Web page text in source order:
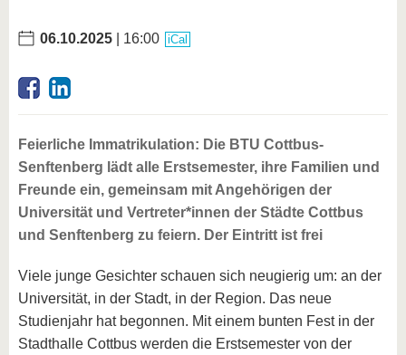
06.10.2025 | 16:00 iCal
Feierliche Immatrikulation: Die BTU Cottbus-
Senftenberg lädt alle Erstsemester, ihre Familien und
Freunde ein, gemeinsam mit Angehörigen der
Universität und Vertreter*innen der Städte Cottbus
und Senftenberg zu feiern. Der Eintritt ist frei
Viele junge Gesichter schauen sich neugierig um: an der
Universität, in der Stadt, in der Region. Das neue
Studienjahr hat begonnen. Mit einem bunten Fest in der
Stadthalle Cottbus werden die Erstsemester von der